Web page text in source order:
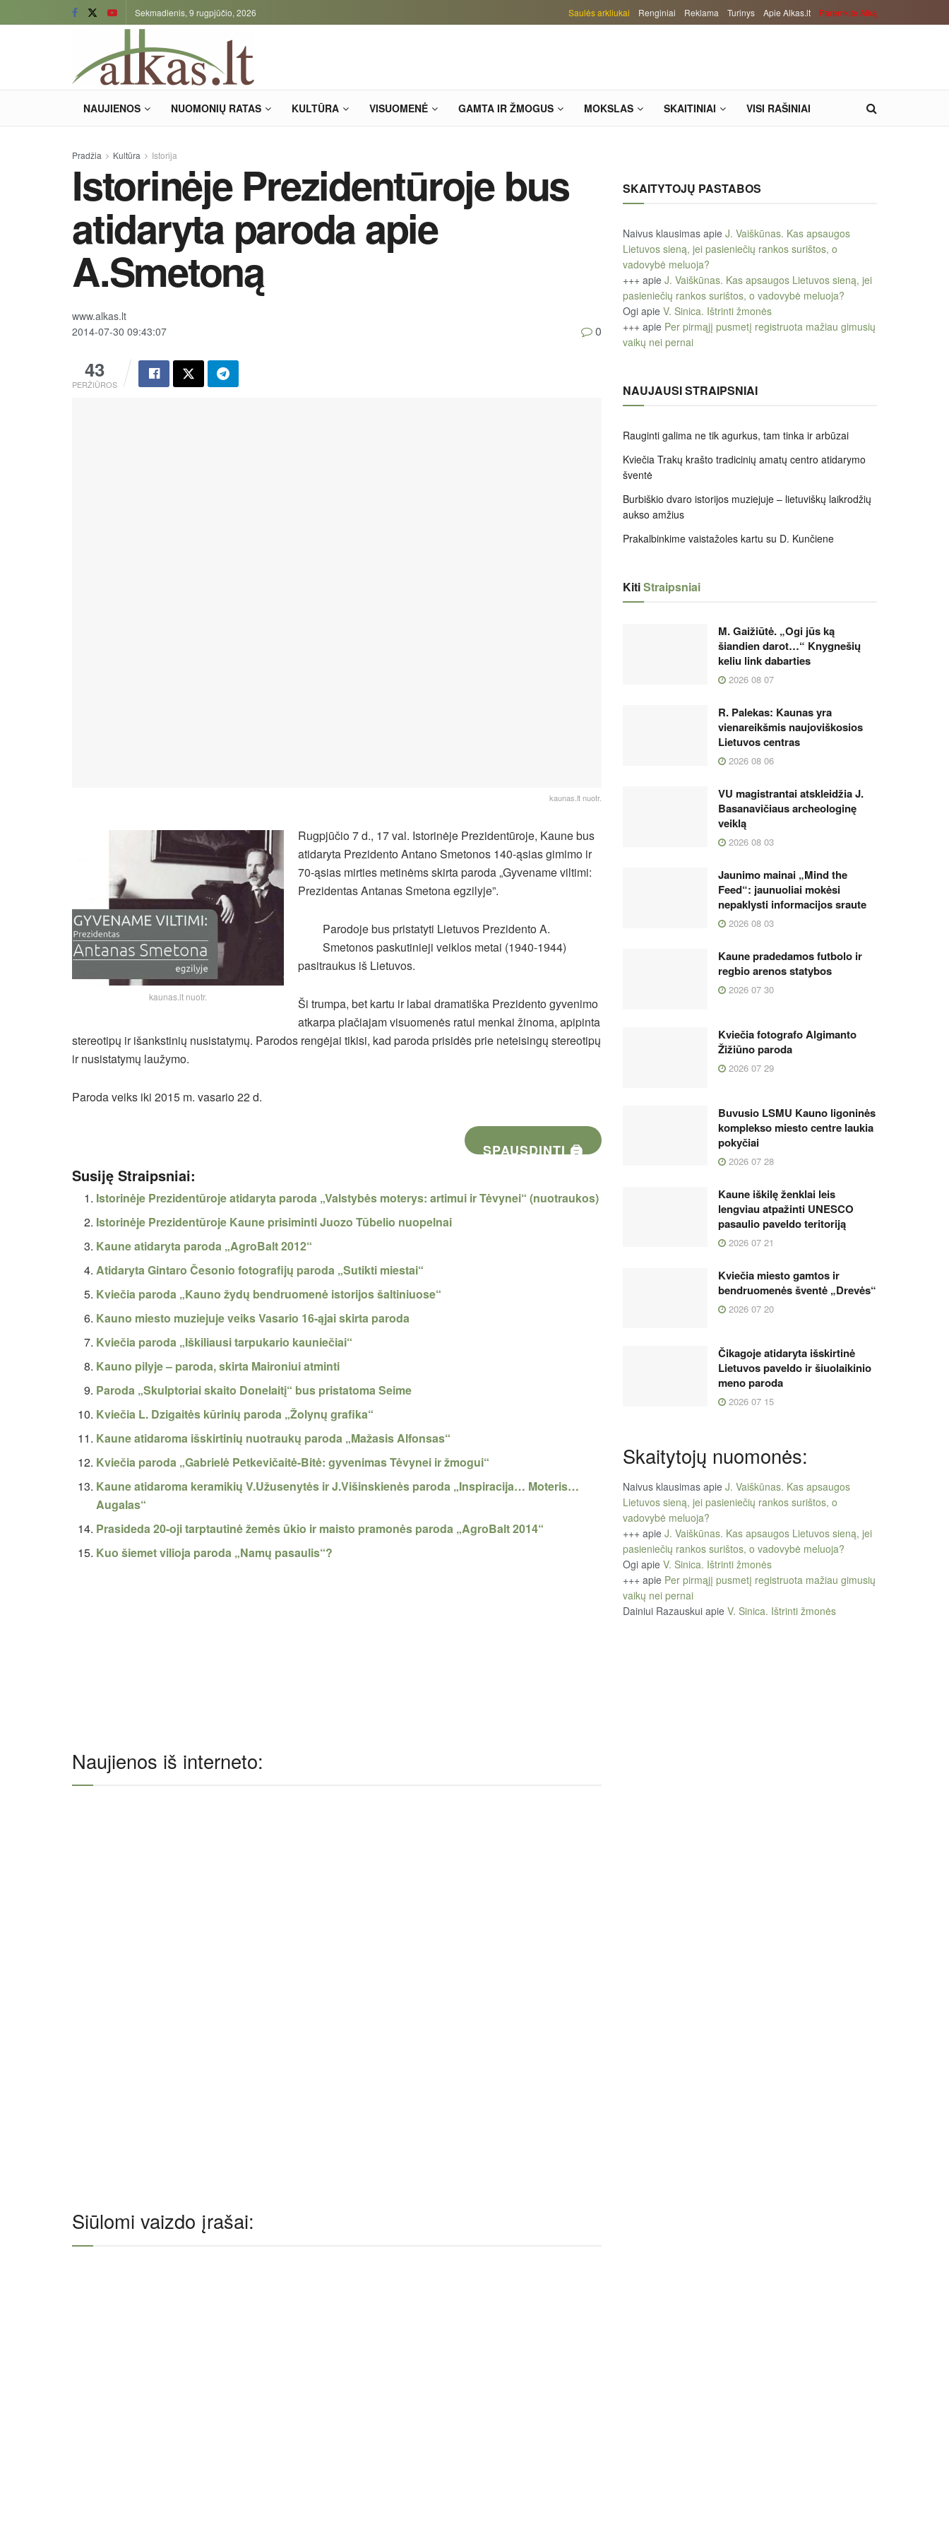
Sekmadienis, 9 rugpjūčio, 2026 Saulės arkliukai Renginiai Reklama Turinys Apie Alkas.lt Paremkite Alką
NAUJIENOS NUOMONIŲ RATAS KULTŪRA VISUOMENĖ GAMTA IR ŽMOGUS MOKSLAS SKAITINIAI VISI RAŠINIAI
Pradžia Kultūra Istorija
Istorinėje Prezidentūroje bus
atidaryta paroda apie
A.Smetoną
www.alkas.lt
2014-07-30 09:43:07
43
PERŽIŪROS
0
kaunas.lt nuotr.
kaunas.lt nuotr.
Rugpjūčio 7 d., 17 val. Istorinėje Prezidentūroje, Kaune bus
atidaryta Prezidento Antano Smetonos 140-ąsias gimimo ir
70-ąsias mirties metinėms skirta paroda „Gyvename viltimi:
Prezidentas Antanas Smetona egzilyje”.
Parodoje bus pristatyti Lietuvos Prezidento A.
Smetonos paskutinieji veiklos metai (1940-1944)
pasitraukus iš Lietuvos.
Ši trumpa, bet kartu ir labai dramatiška Prezidento gyvenimo
atkarpa plačiajam visuomenės ratui menkai žinoma, apipinta
stereotipų ir išankstinių nusistatymų. Parodos rengėjai tikisi, kad paroda prisidės prie neteisingų stereotipų
ir nusistatymų laužymo.
Paroda veiks iki 2015 m. vasario 22 d.
SPAUSDINTI 🖨
Susiję Straipsniai:
Istorinėje Prezidentūroje atidaryta paroda „Valstybės moterys: artimui ir Tėvynei“ (nuotraukos)
Istorinėje Prezidentūroje Kaune prisiminti Juozo Tūbelio nuopelnai
Kaune atidaryta paroda „AgroBalt 2012“
Atidaryta Gintaro Česonio fotografijų paroda „Sutikti miestai“
Kviečia paroda „Kauno žydų bendruomenė istorijos šaltiniuose“
Kauno miesto muziejuje veiks Vasario 16-ąjai skirta paroda
Kviečia paroda „Iškiliausi tarpukario kauniečiai“
Kauno pilyje – paroda, skirta Maironiui atminti
Paroda „Skulptoriai skaito Donelaitį“ bus pristatoma Seime
Kviečia L. Dzigaitės kūrinių paroda „Žolynų grafika“
Kaune atidaroma išskirtinių nuotraukų paroda „Mažasis Alfonsas“
Kviečia paroda „Gabrielė Petkevičaitė-Bitė: gyvenimas Tėvynei ir žmogui“
Kaune atidaroma keramikių V.Užusenytės ir J.Višinskienės paroda „Inspiracija… Moteris…
Augalas“
Prasideda 20-oji tarptautinė žemės ūkio ir maisto pramonės paroda „AgroBalt 2014“
Kuo šiemet vilioja paroda „Namų pasaulis“?
Naujienos iš interneto:
Siūlomi vaizdo įrašai:
SKAITYTOJŲ PASTABOS
Naivus klausimas apie J. Vaiškūnas. Kas apsaugos
Lietuvos sieną, jei pasieniečių rankos surištos, o
vadovybė meluoja?
+++ apie J. Vaiškūnas. Kas apsaugos Lietuvos sieną, jei
pasieniečių rankos surištos, o vadovybė meluoja?
Ogi apie V. Sinica. Ištrinti žmonės
+++ apie Per pirmąjį pusmetį registruota mažiau gimusių
vaikų nei pernai
NAUJAUSI STRAIPSNIAI
Rauginti galima ne tik agurkus, tam tinka ir arbūzai
Kviečia Trakų krašto tradicinių amatų centro atidarymo
šventė
Burbiškio dvaro istorijos muziejuje – lietuviškų laikrodžių
aukso amžius
Prakalbinkime vaistažoles kartu su D. Kunčiene
KitiStraipsniai
M. Gaižiūtė. „Ogi jūs ką
šiandien darot…“ Knygnešių
keliu link dabarties
2026 08 07
R. Palekas: Kaunas yra
vienareikšmis naujoviškosios
Lietuvos centras
2026 08 06
VU magistrantai atskleidžia J.
Basanavičiaus archeologinę
veiklą
2026 08 03
Jaunimo mainai „Mind the
Feed“: jaunuoliai mokėsi
nepaklysti informacijos sraute
2026 08 03
Kaune pradedamos futbolo ir
regbio arenos statybos
2026 07 30
Kviečia fotografo Algimanto
Žižiūno paroda
2026 07 29
Buvusio LSMU Kauno ligoninės
komplekso miesto centre laukia
pokyčiai
2026 07 28
Kaune iškilę ženklai leis
lengviau atpažinti UNESCO
pasaulio paveldo teritoriją
2026 07 21
Kviečia miesto gamtos ir
bendruomenės šventė „Drevės“
2026 07 20
Čikagoje atidaryta išskirtinė
Lietuvos paveldo ir šiuolaikinio
meno paroda
2026 07 15
Skaitytojų nuomonės:
Naivus klausimas apie J. Vaiškūnas. Kas apsaugos
Lietuvos sieną, jei pasieniečių rankos surištos, o
vadovybė meluoja?
+++ apie J. Vaiškūnas. Kas apsaugos Lietuvos sieną, jei
pasieniečių rankos surištos, o vadovybė meluoja?
Ogi apie V. Sinica. Ištrinti žmonės
+++ apie Per pirmąjį pusmetį registruota mažiau gimusių
vaikų nei pernai
Dainiui Razauskui apie V. Sinica. Ištrinti žmonės